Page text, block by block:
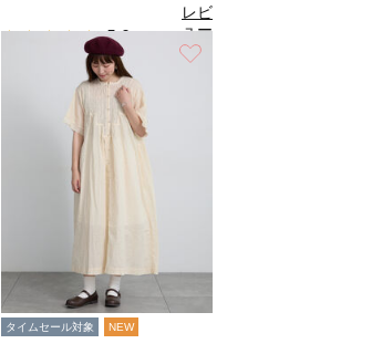
5.0（3）
レビ
ュー
を見
る
タイムセール対象 NEW